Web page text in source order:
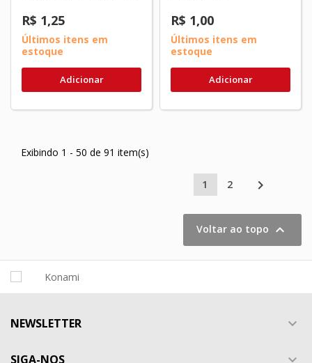
R$ 1,25
Últimos itens em
estoque
Adicionar
R$ 1,00
Últimos itens em
estoque
Adicionar
Exibindo 1 - 50 de 91 item(s)
1 2 
Voltar ao topo 
NEWSLETTER 
SIGA-NOS